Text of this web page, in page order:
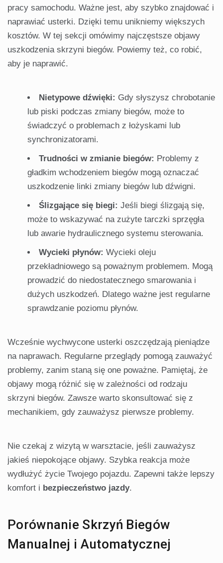
pracy samochodu. Ważne jest, aby szybko znajdować i
naprawiać usterki. Dzięki temu unikniemy większych
kosztów. W tej sekcji omówimy najczęstsze objawy
uszkodzenia skrzyni biegów. Powiemy też, co robić,
aby je naprawić.
Nietypowe dźwięki: Gdy słyszysz chrobotanie
lub piski podczas zmiany biegów, może to
świadczyć o problemach z łożyskami lub
synchronizatorami.
Trudności w zmianie biegów: Problemy z
gładkim wchodzeniem biegów mogą oznaczać
uszkodzenie linki zmiany biegów lub dźwigni.
Ślizgające się biegi: Jeśli biegi ślizgają się,
może to wskazywać na zużyte tarczki sprzęgła
lub awarie hydraulicznego systemu sterowania.
Wycieki płynów: Wycieki oleju
przekładniowego są poważnym problemem. Mogą
prowadzić do niedostatecznego smarowania i
dużych uszkodzeń. Dlatego ważne jest regularne
sprawdzanie poziomu płynów.
Wcześnie wychwycone usterki oszczędzają pieniądze
na naprawach. Regularne przeglądy pomogą zauważyć
problemy, zanim staną się one poważne. Pamiętaj, że
objawy mogą różnić się w zależności od rodzaju
skrzyni biegów. Zawsze warto skonsultować się z
mechanikiem, gdy zauważysz pierwsze problemy.
Nie czekaj z wizytą w warsztacie, jeśli zauważysz
jakieś niepokojące objawy. Szybka reakcja może
wydłużyć życie Twojego pojazdu. Zapewni także lepszy
komfort i bezpieczeństwo jazdy.
Porównanie Skrzyń Biegów
Manualnej i Automatycznej